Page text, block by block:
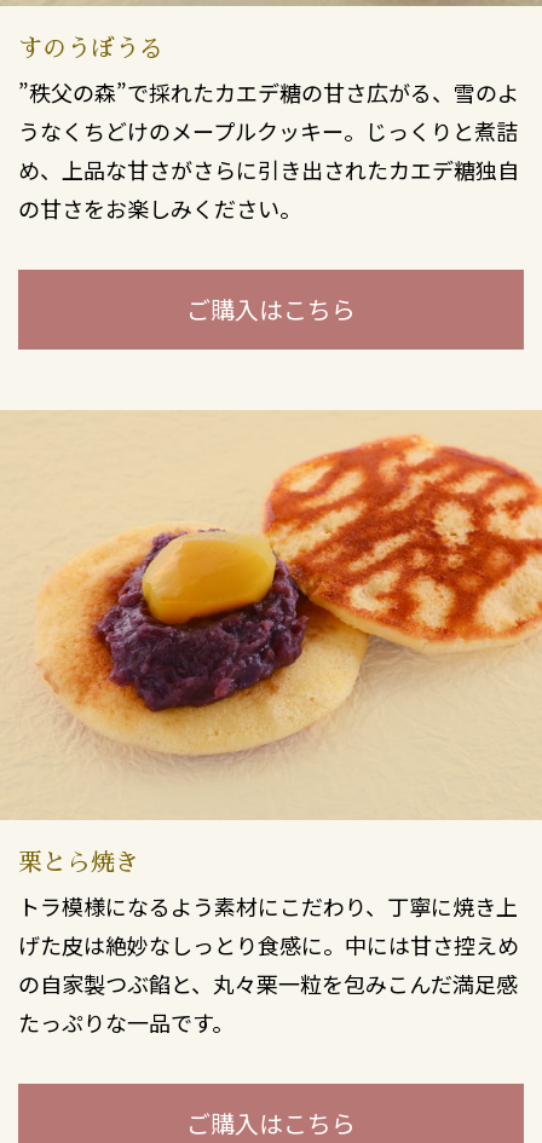
すのうぼうる
”秩父の森”で採れたカエデ糖の甘さ広がる、雪のよ
うなくちどけのメープルクッキー。じっくりと煮詰
め、上品な甘さがさらに引き出されたカエデ糖独自
の甘さをお楽しみください。
ご購入はこちら
栗とら焼き
トラ模様になるよう素材にこだわり、丁寧に焼き上
げた皮は絶妙なしっとり食感に。中には甘さ控えめ
の自家製つぶ餡と、丸々栗一粒を包みこんだ満足感
たっぷりな一品です。
ご購入はこちら